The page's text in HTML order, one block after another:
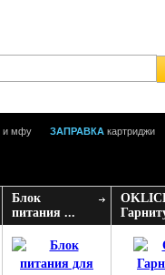
и мфу ЗАПРАВКА картриджи
Блок
питания ...